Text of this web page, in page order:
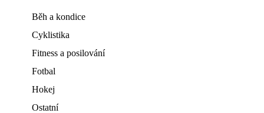
Běh a kondice
Cyklistika
Fitness a posilování
Fotbal
Hokej
Ostatní